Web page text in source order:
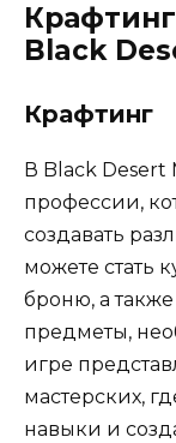
Black
Крафтинг
В Black Desert
профессии,
создавать
можете стать
броню, а
предметы,
игре
мастерских,
навыки и